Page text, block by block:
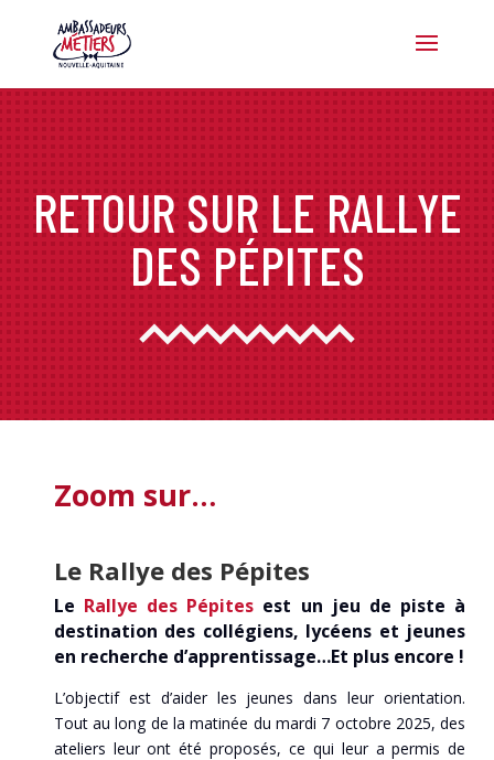
RETOUR SUR LE RALLYE
DES PÉPITES
Zoom sur…
Le Rallye des Pépites
Le Rallye des Pépites est un jeu de piste à
destination des collégiens, lycéens et jeunes
en recherche d’apprentissage…Et plus encore !
L’objectif est d’aider les jeunes dans leur orientation.
Tout au long de la matinée du mardi 7 octobre 2025, des
ateliers leur ont été proposés, ce qui leur a permis de